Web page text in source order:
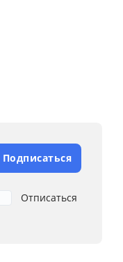
Подписаться
Отписаться